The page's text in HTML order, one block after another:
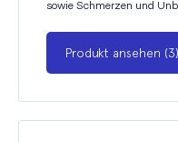
sowie Schmerzen und
Produkt ansehen (3)